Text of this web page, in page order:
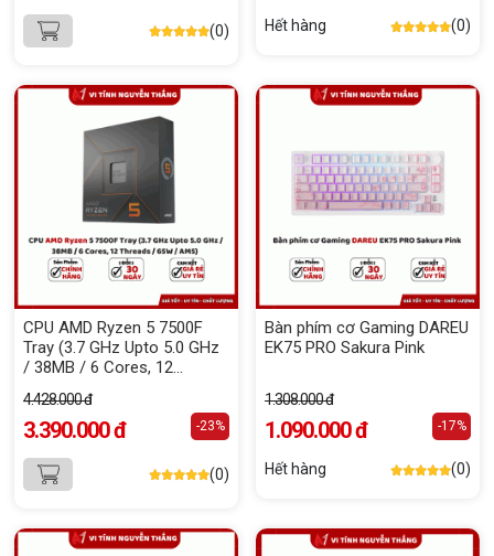
(0) Hết hàng (0)
CPU AMD Ryzen 5 7500F
Tray (3.7 GHz Upto 5.0 GHz
/ 38MB / 6 Cores, 12
Tray
4.428.000 đ
3.390.000 đ -23%
(0)
Bàn phím cơ Gaming DAREU
EK75 PRO Sakura Pink
1.308.000 đ
1.090.000 đ -17%
Hết hàng (0)